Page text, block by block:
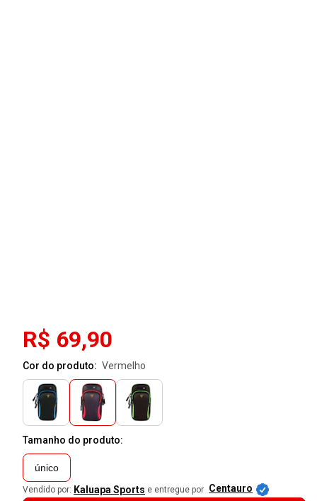
R$ 69,90
Cor do produto: vermelho
Tamanho do produto:
único
Vendido por: Kaluapa Sports e entregue por Centauro